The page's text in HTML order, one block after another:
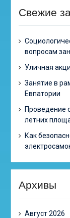
Свежие
вопросам
Уличная
Занятие в
Евпатории
Проведение
летних
Как
Архивы
Август 2026